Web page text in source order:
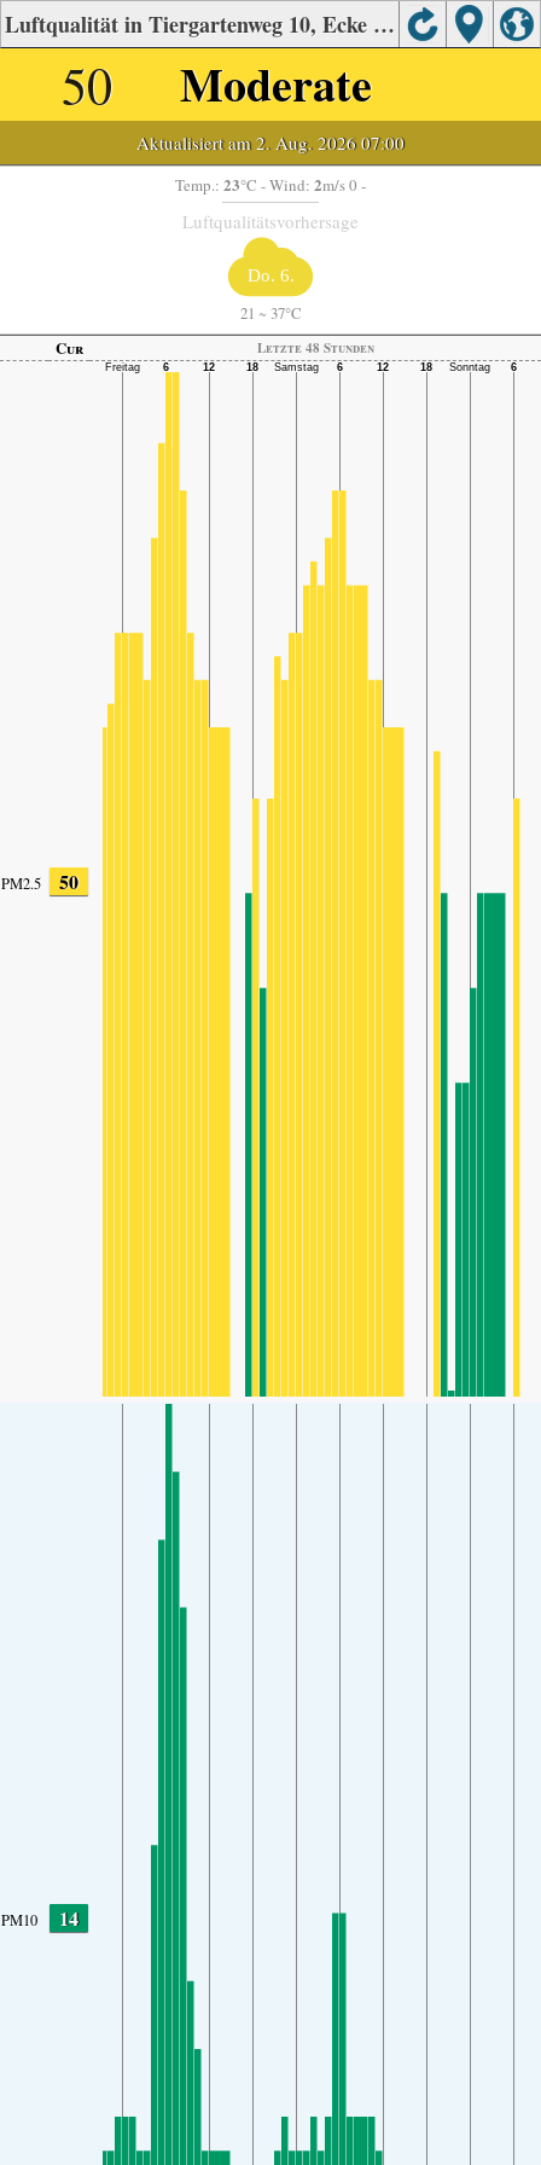
Luftqualität in Tiergartenweg 10, Ecke Herrgotwiesgasse 190 (B67: 250m)
50 Moderate
Aktualisiert am 2. Aug. 2026 07:00
Temp.: 23°C - Wind: 2m/s 0 -
Luftqualitätsvorhersage
Do. 6.
21 ~ 37°C
Cur
Letzte 48 Stunden
PM2.5 50
PM10 14